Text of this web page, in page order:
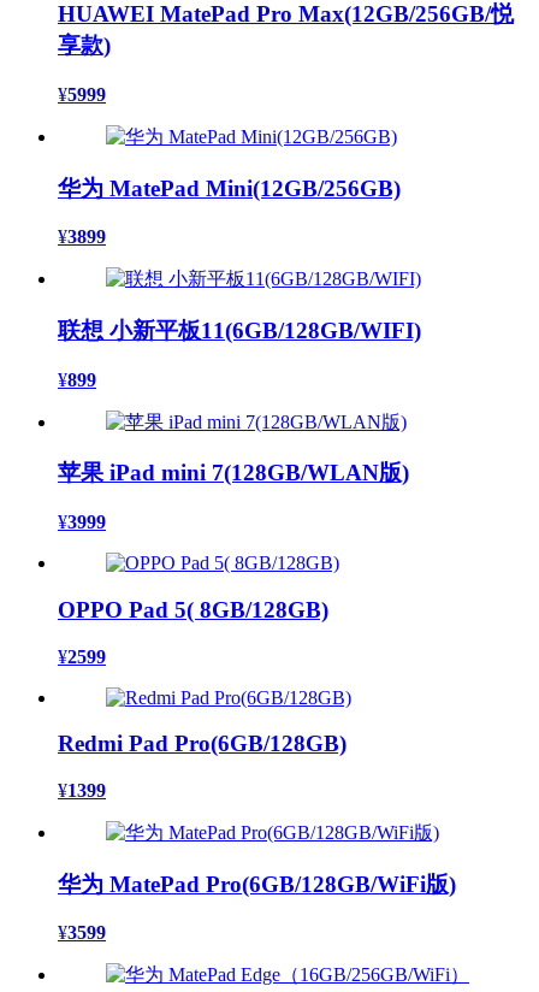
HUAWEI MatePad Pro Max(12GB/256GB/悦
享款)
¥5999
华为 MatePad Mini(12GB/256GB)
¥3899
联想 小新平板11(6GB/128GB/WIFI)
¥899
苹果 iPad mini 7(128GB/WLAN版)
¥3999
OPPO Pad 5( 8GB/128GB)
¥2599
Redmi Pad Pro(6GB/128GB)
¥1399
华为 MatePad Pro(6GB/128GB/WiFi版)
¥3599